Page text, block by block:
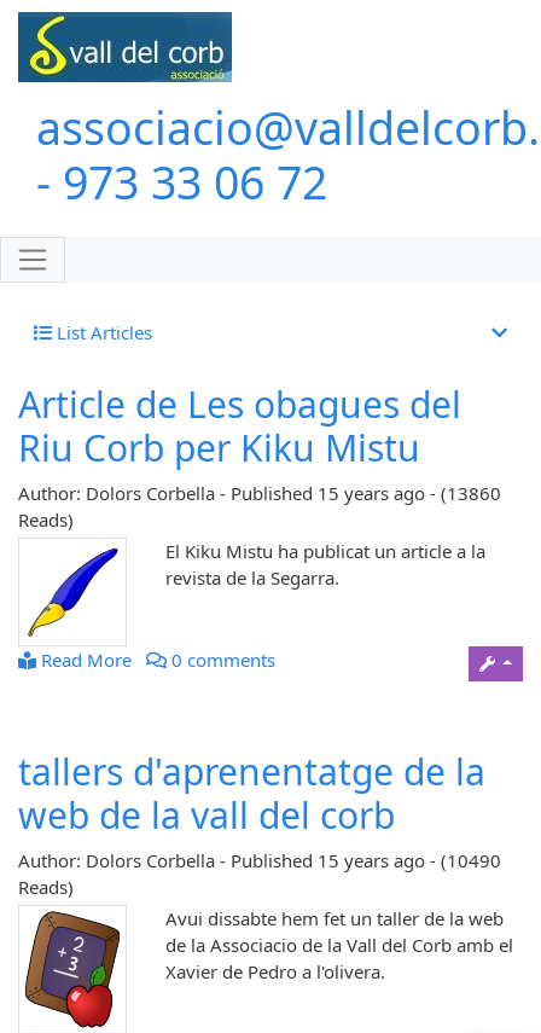
- 973 33 06 72
List Articles
Article de Les obagues del
Riu Corb per Kiku Mistu
Author: Dolors Corbella - Published 15 years ago - (13860
Reads)
El Kiku Mistu ha publicat un article a la
revista de la Segarra.
Read More 0 comments
tallers d'aprenentatge de la
web de la vall del corb
Author: Dolors Corbella - Published 15 years ago - (10490
Reads)
Avui dissabte hem fet un taller de la web
de la Associacio de la Vall del Corb amb el
Xavier de Pedro a l'olivera.